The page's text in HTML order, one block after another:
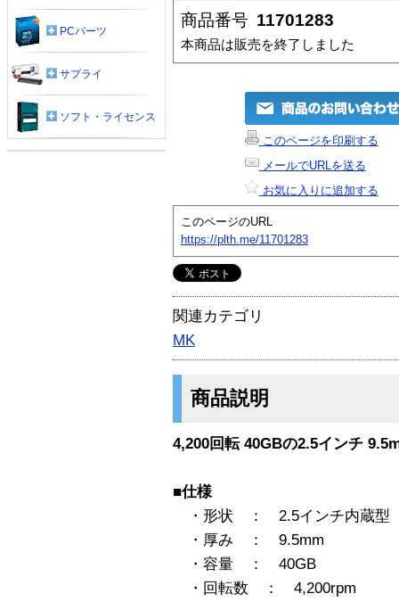
商品番号 11701283
本商品は販売を終了しました
このページを印刷する
メールでURLを送る
お気に入りに追加する
このページのURL
https://plth.me/11701283
関連カテゴリ
MK
商品説明
4,200回転 40GBの2.5インチ
■仕様
・形状 ： 2.5インチ内蔵型
・厚み ： 9.5mm
・容量 ： 40GB
・回転数 ： 4,200rpm
PCパーツ
サプライ
ソフト・ライセンス